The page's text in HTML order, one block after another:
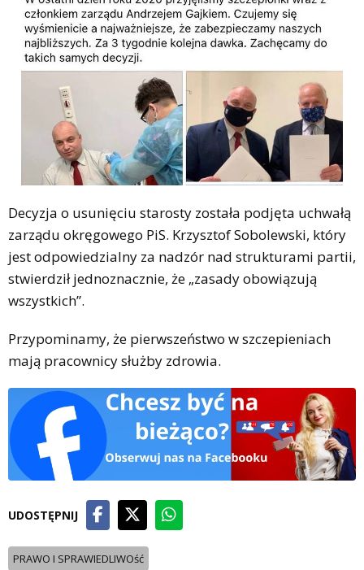
Decyzja o usunięciu starosty została podjęta uchwałą
zarządu okręgowego PiS. Krzysztof Sobolewski, który
jest odpowiedzialny za nadzór nad strukturami partii,
stwierdził jednoznacznie, że „zasady obowiązują
wszystkich”.
Przypominamy, że pierwszeństwo w szczepieniach
mają pracownicy służby zdrowia.
UDOSTĘPNIJ
PRAWO I SPRAWIEDLIWOść